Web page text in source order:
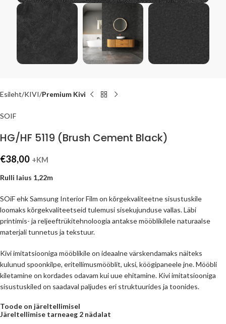
Esileht KIVI Premium Kivi
SOIF
HG/HF 5119 (Brush Cement Black)
€38,00 +KM
Rulli laius 1,22m
SOiF ehk Samsung Interior Film on kõrgekvaliteetne sisustuskile
loomaks kõrgekvaliteetseid tulemusi sisekujunduse vallas. Läbi
printimis- ja reljeeftrükitehnoloogia antakse mööblikilele naturaalse
materjali tunnetus ja tekstuur.
Kivi imitatsiooniga mööblikile on ideaalne värskendamaks näiteks
kulunud spoonkilpe, eritellimusmööblit, uksi, köögipaneele jne. Mööbli
kiletamine on kordades odavam kui uue ehitamine. Kivi imitatsiooniga
sisustuskiled on saadaval paljudes eri struktuurides ja toonides.
Toode on järeltellimisel
Järeltellimise tarneaeg 2 nädalat